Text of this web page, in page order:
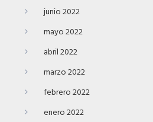
junio 2022
mayo 2022
abril 2022
marzo 2022
febrero 2022
enero 2022